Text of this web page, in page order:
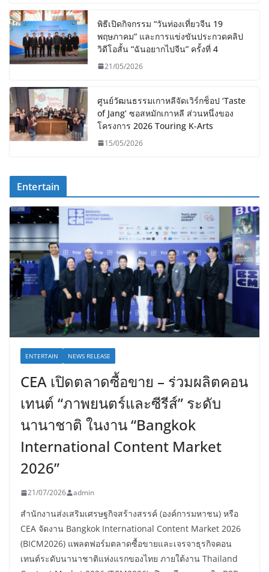
พิธีเปิดกิจกรรม “วันท่องเที่ยวจีน 19
พฤษภาคม” และการแข่งขันประกวดคลิป
วิดีโอสั้น “ฉันอยากไปจีน” ครั้งที่ 4
21/05/2026
ศูนย์วัฒนธรรมเกาหลีจัดเวิร์กช็อป ‘Taste
of Jang’ ซอสหมักเกาหลี ส่วนหนึ่งของ
โครงการ 2026 Touring K-Arts
15/05/2026
Entertain
ENTERTAIN NEWS RELEASE
CEA เปิดตลาดซื้อขาย – ร่วมผลิตคอน
เทนต์ “ภาพยนตร์และซีรีส์” ระดับ
นานาชาติ ในงาน “Bangkok
International Content Market
2026”
21/07/2026 admin
สำนักงานส่งเสริมเศรษฐกิจสร้างสรรค์ (องค์การมหาชน) หรือ
CEA จัดงาน Bangkok International Content Market 2026
(BICM2026) แพลตฟอร์มตลาดซื้อขายและเจรจาธุรกิจคอน
เทนต์ระดับนานาชาติแห่งแรกของไทย ภายใต้งาน Thailand